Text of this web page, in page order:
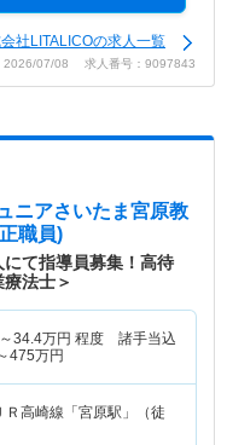
社LITALICOの求人一覧
2026/07/08 求人番号：9097843
ニアさいたま宮原教
職員)
にて指導員募集！高待
法士＞
34.4万円 程度 諸手当込
475万円
Ｒ高崎線「宮原駅」（徒